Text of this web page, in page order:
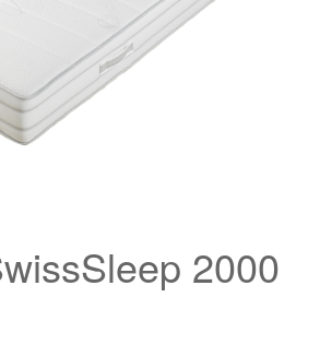
2000